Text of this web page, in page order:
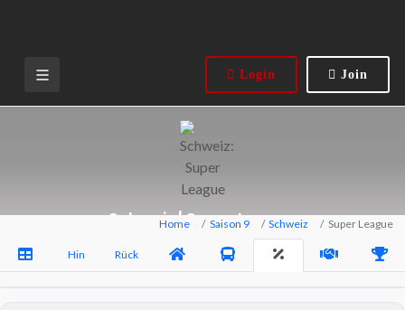
Login Join
Schweiz | Super League
Home Saison 9 Schweiz Super League
Hin Rück